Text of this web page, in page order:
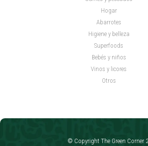
Hogar
Abarrotes
Higiene y belleza
Superfoods
Bebés y niños
Vinos y licores
Otros
© Copyright The Green Corner